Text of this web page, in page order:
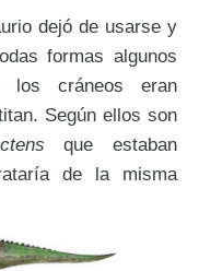
dejó de usarse y
formas algunos
los cráneos eran
Según ellos son
que estaban
de la misma